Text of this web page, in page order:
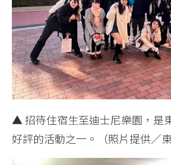
▲ 招待住宿生至迪士尼樂園，是
好評的活動之一。（照片提供／東